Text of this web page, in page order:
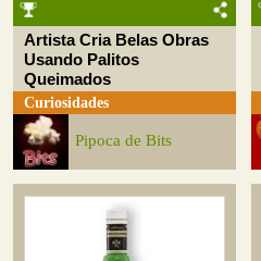
Artista Cria Belas Obras
Usando Palitos
Queimados
Curiosidades
Pipoca de Bits